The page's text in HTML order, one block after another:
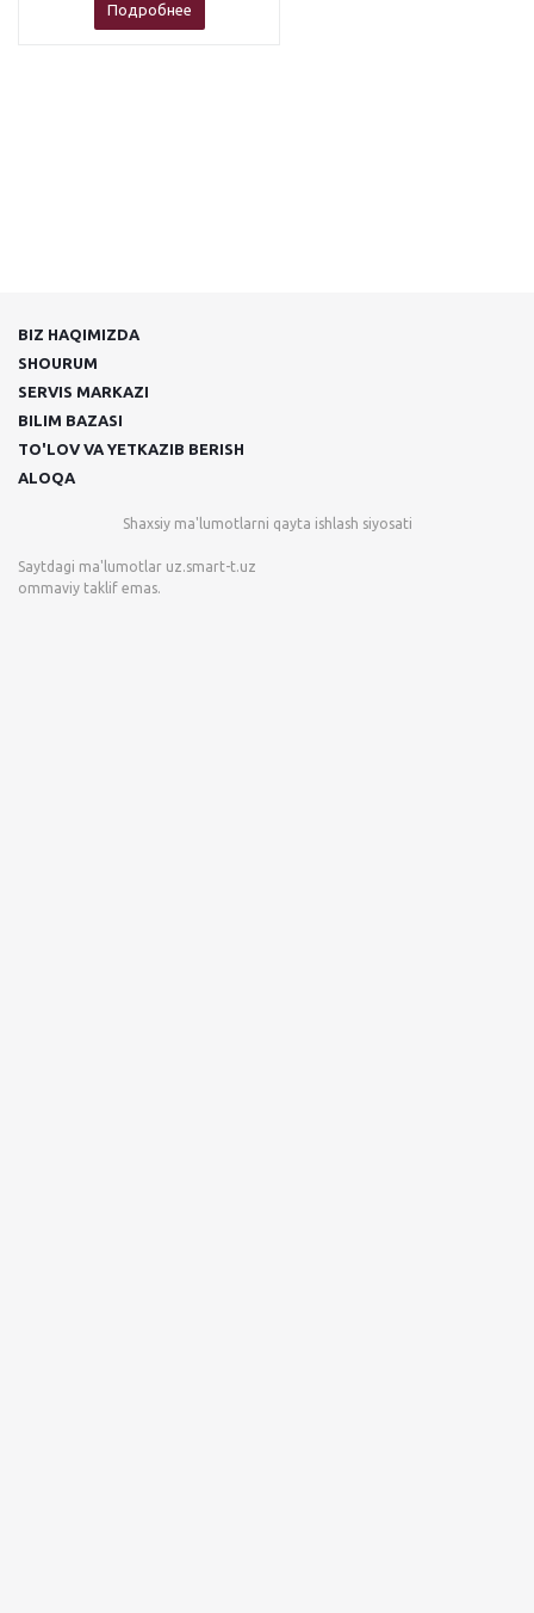
Подробнее
BIZ HAQIMIZDA
SHOURUM
SERVIS MARKAZI
BILIM BAZASI
TO'LOV VA YETKAZIB BERISH
ALOQA
Shaxsiy ma'lumotlarni qayta ishlash siyosati
Saytdagi ma'lumotlar uz.smart-t.uz
ommaviy taklif emas.